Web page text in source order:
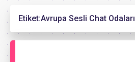
Etiket:Avrupa Sesli Chat Odaları